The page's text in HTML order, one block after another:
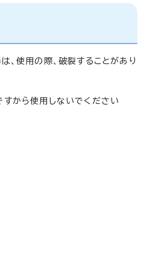
、使用の際、破裂することがあり
から使用しないでください